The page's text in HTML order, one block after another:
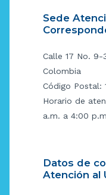
Sede
Calle 17 No.
Colombia
Código Postal:
Horario de
a.m. a 4:00
Datos de
Atención al